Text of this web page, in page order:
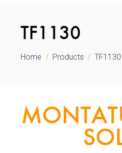
TF1130
Home Products TF1130